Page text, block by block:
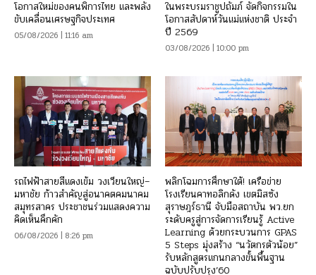
โอกาสใหม่ของคนพิการไทย และพลัง
ขับเคลื่อนเศรษฐกิจประเทศ
05/08/2026 | 11:16 am
ในพระบรมราชูปถัมภ์ จัดกิจกรรมใน
โอกาสสัปดาห์วันแม่แห่งชาติ ประจำ
ปี 2569
03/08/2026 | 10:00 pm
รถไฟฟ้าสายสีแดงเข้ม วงเวียนใหญ่–
มหาชัย ก้าวสำคัญสู่อนาคตคมนาคม
สมุทรสาคร ประชาชนร่วมแสดงความ
คิดเห็นคึกคัก
06/08/2026 | 8:26 pm
พลิกโฉมการศึกษาใต้! เครือข่าย
โรงเรียนคาทอลิกดัง เขตมิสซัง
สุราษฎร์ธานี จับมือสถาบัน พว.ยก
ระดับครูสู่การจัดการเรียนรู้ Active
Learning ด้วยกระบวนการ GPAS
5 Steps มุ่งสร้าง “นวัตกรตัวน้อย”
รับหลักสูตรแกนกลางขั้นพื้นฐาน
ฉบับปรับปรุง’60